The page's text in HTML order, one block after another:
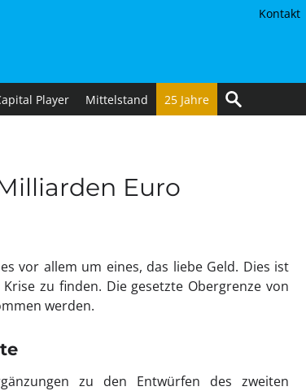
Kontakt
Player Mittelstand 25 Jahre
Euro
vor allem um eines, das liebe Geld. Dies ist
zu finden. Die gesetzte Obergrenze von
werden.
zu den Entwürfen des zweiten